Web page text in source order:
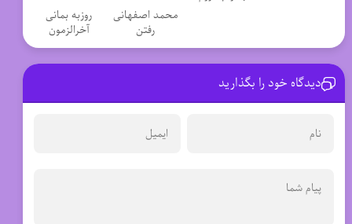
محمد اصفهانی
رفتن
روزبه بمانی
آخرالزمون
دیدگاه خود را بگذارید